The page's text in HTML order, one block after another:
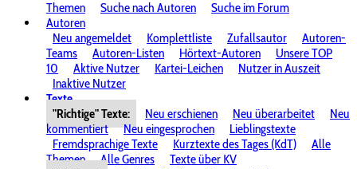
Themen
Suche nach Autoren
Suche im Forum
Autoren
Neu angemeldet
Komplettliste Zufallsautor
Autoren-
Teams
Autoren-Listen Hörtext-Autoren
Unsere TOP
10
Aktive Nutzer Kartei-Leichen
Nutzer in Auszeit
Inaktive Nutzer
Texte
"Richtige" Texte:
Neu erschienen Neu überarbeitet
Neu
kommentiert
Neu eingesprochen
Lieblingstexte
Fremdsprachige Texte
Kurztexte des Tages (KdT)
Alle
Themen
Alle Genres Texte über KV